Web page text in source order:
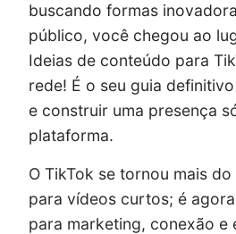
buscando formas
público, você chegou ao
Ideias de conteúdo para
rede! É o seu guia
e construir uma presença
plataforma.
O TikTok se tornou mais
para vídeos curtos; é
para marketing, conexão e